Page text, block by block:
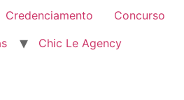
Credenciamento
Concurso
Chic Le Agency